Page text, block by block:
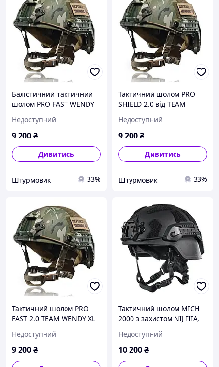
Балістичний тактичний
шолом PRO FAST WENDY
розмір L
Недоступний
9 200₴
Дивитись
Штурмовик 33%
Тактичний шолом PRO
SHIELD 2.0 від TEAM
Multicam, розмір M
Недоступний
9 200₴
Дивитись
Штурмовик 33%
Тактичний шолом PRO
FAST 2.0 TEAM WENDY XL
IIIA
Недоступний
9 200₴
Тактичний шолом MICH
2000 з захистом NIJ IIIA,
Недоступний
10 200₴